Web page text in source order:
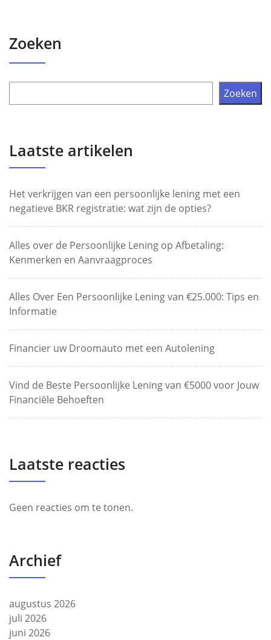
Zoeken
Zoeken
Laatste artikelen
Het verkrijgen van een persoonlijke lening met een
negatieve BKR registratie: wat zijn de opties?
Alles over de Persoonlijke Lening op Afbetaling:
Kenmerken en Aanvraagproces
Alles Over Een Persoonlijke Lening van €25.000: Tips en
Informatie
Financier uw Droomauto met een Autolening
Vind de Beste Persoonlijke Lening van €5000 voor Jouw
Financiële Behoeften
Laatste reacties
Geen reacties om te tonen.
Archief
augustus 2026
juli 2026
juni 2026